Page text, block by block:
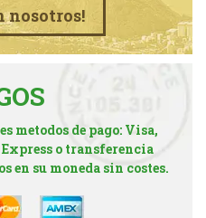
nosotros!
metodos de pago: Visa,
o transferencia
en su moneda sin costes.